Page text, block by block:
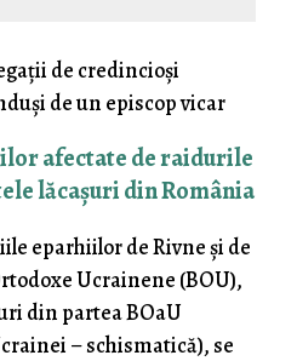
de credincioși
de un episcop vicar
afectate de raidurile
lăcașuri din România
eparhiilor de Rivne și de
Ucrainene (BOU),
din partea BOaU
– schismatică), se